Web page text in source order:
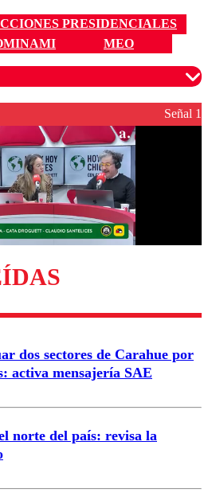
PRESIDENCIALES
MEO
moderados para garantizar un
respetuoso.
Enviar comentario
Señal 1
dos sectores de Carahue por
activa mensajería SAE
norte del país: revisa la